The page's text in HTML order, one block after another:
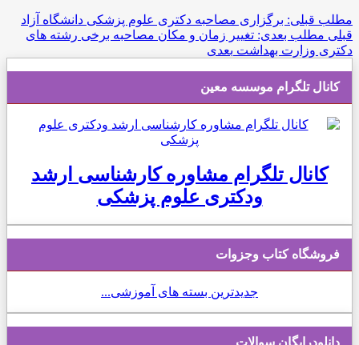
مطلب قبلی: برگزاری مصاحبه دکتری علوم پزشکی دانشگاه آزاد
قبلی مطلب بعدی: تغییر زمان و مکان مصاحبه برخی رشته های
دکتری وزارت بهداشت بعدی
کانال تلگرام موسسه معین
کانال تلگرام مشاوره کارشناسی ارشد
ودکتری علوم پزشکی
فروشگاه کتاب وجزوات
جدیدترین بسته های آموزشی...
دانلودرایگان سوالات